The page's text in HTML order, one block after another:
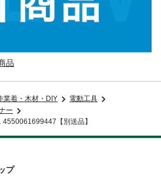
品
業着・木材・DIY
電動工具
ー
【別送品】
プ